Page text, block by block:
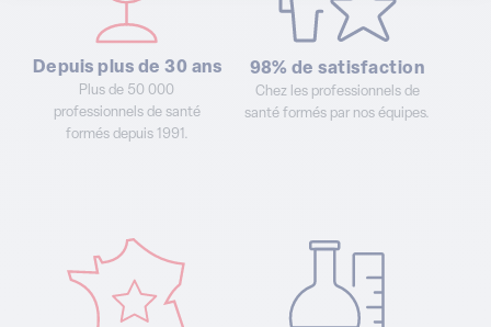
Depuis plus de 30 ans
Plus de 50 000
professionnels de santé
formés depuis 1991.
98% de satisfaction
Chez les professionnels de
santé formés par nos équipes.